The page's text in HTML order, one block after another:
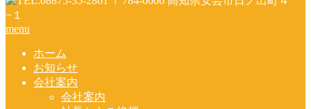
menu
ホーム
お知らせ
会社案内
会社案内